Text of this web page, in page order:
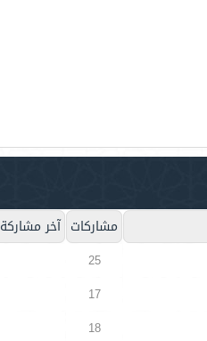
مشاركات آخر مشاركة
25
17
18